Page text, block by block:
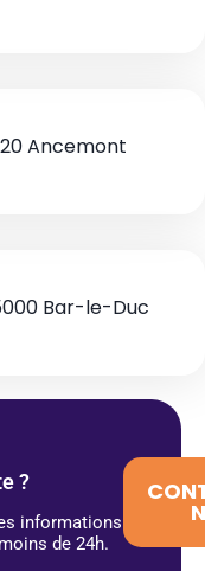
Ancemont
Bar-le-Duc
?
informations
de 24h.